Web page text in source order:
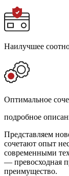
Наилучшее
Оптимальное
подробное
Представляем
сочетают опыт
современными
— превосходная
преимущество.